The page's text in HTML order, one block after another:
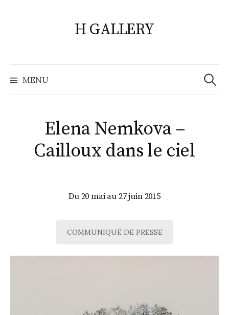
H GALLERY
MENU
Search
for:
Elena Nemkova –
Cailloux dans le ciel
Du 20 mai au 27 juin 2015
COMMUNIQUÉ DE PRESSE